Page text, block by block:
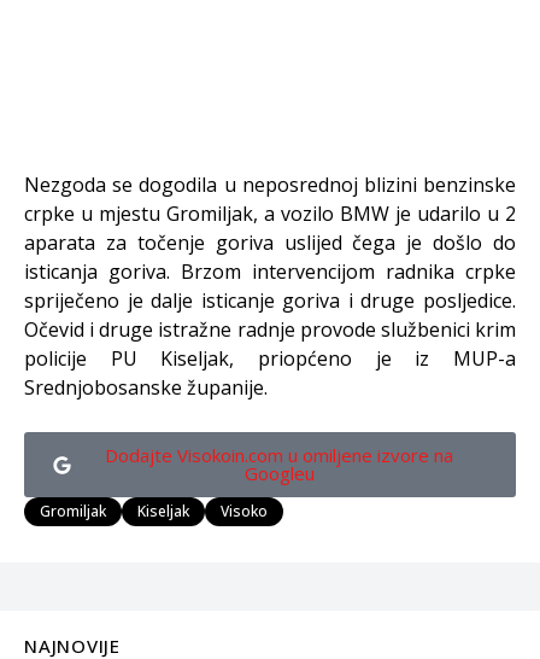
Nezgoda se dogodila u neposrednoj blizini benzinske
crpke u mjestu Gromiljak, a vozilo BMW je udarilo u 2
aparata za točenje goriva uslijed čega je došlo do
isticanja goriva. Brzom intervencijom radnika crpke
spriječeno je dalje isticanje goriva i druge posljedice.
Očevid i druge istražne radnje provode službenici krim
policije PU Kiseljak, priopćeno je iz MUP-a
Srednjobosanske županije.
Dodajte Visokoin.com u omiljene izvore na
Googleu
Gromiljak Kiseljak Visoko
NAJNOVIJE